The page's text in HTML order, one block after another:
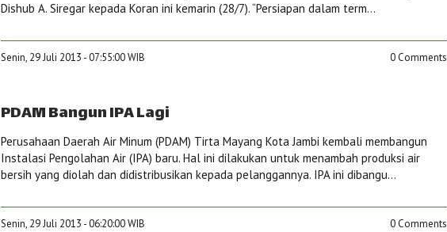
Dishub A. Siregar kepada Koran ini kemarin (28/7). “Persiapan dalam term...
Senin, 29 Juli 2013 - 07:55:00 WIB 0 Comments
PDAM Bangun IPA Lagi
Perusahaan Daerah Air Minum (PDAM) Tirta Mayang Kota Jambi kembali membangun
Instalasi Pengolahan Air (IPA) baru. Hal ini dilakukan untuk menambah produksi air
bersih yang diolah dan didistribusikan kepada pelanggannya. IPA ini dibangu...
Senin, 29 Juli 2013 - 06:20:00 WIB 0 Comments